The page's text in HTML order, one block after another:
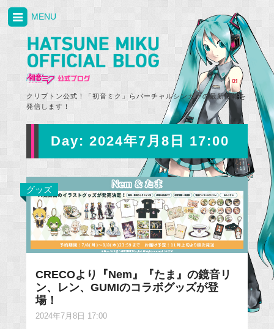
クリプトン公式！「初音ミク」らバーチャルシンガーの最新情報を
発信します！
MENU
Day: 2024年7月8日 17:00
グッズ
CRECOより『Nem』『たま』の鏡音リ
ン、レン、GUMIのコラボグッズが登
場！
2024年7月8日 17:00